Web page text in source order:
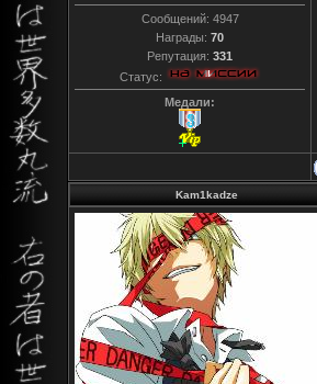
Сообщений: 4947
Награды: 70
Репутация: 331
Статус:
Медали:
Kam1kadze